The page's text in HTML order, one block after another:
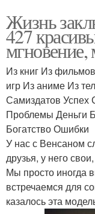
Жизнь
427
мгновение,
Из книг Из
игр Из аниме Из
Самиздатов Успех
Проблемы Деньги
Богатство Ошибки
У нас с Венсаном
друзья, у него
Мы просто иногда
встречаемся для
казалось эта